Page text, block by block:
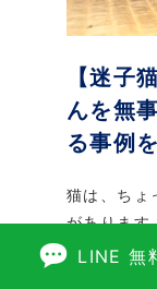
【迷子
んを無
る事例
猫は、ちょ
があります
は警戒心が
に身を潜
LINE 無